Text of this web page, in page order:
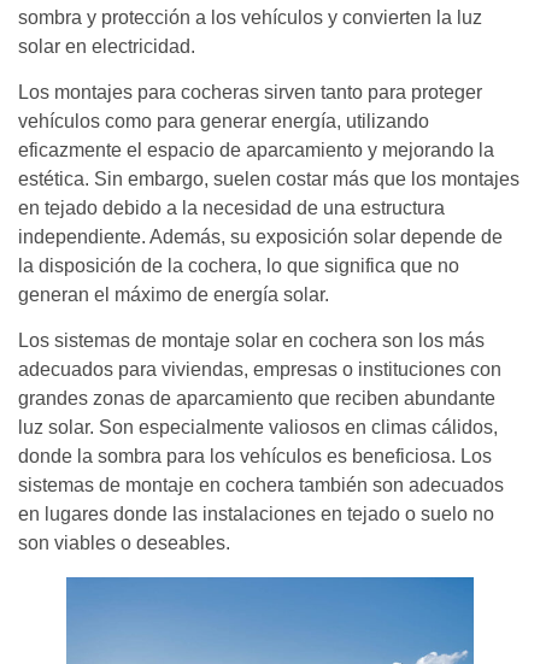
sombra y protección a los vehículos y convierten la luz
solar en electricidad.
Los montajes para cocheras sirven tanto para proteger
vehículos como para generar energía, utilizando
eficazmente el espacio de aparcamiento y mejorando la
estética. Sin embargo, suelen costar más que los montajes
en tejado debido a la necesidad de una estructura
independiente. Además, su exposición solar depende de
la disposición de la cochera, lo que significa que no
generan el máximo de energía solar.
Los sistemas de montaje solar en cochera son los más
adecuados para viviendas, empresas o instituciones con
grandes zonas de aparcamiento que reciben abundante
luz solar. Son especialmente valiosos en climas cálidos,
donde la sombra para los vehículos es beneficiosa. Los
sistemas de montaje en cochera también son adecuados
en lugares donde las instalaciones en tejado o suelo no
son viables o deseables.